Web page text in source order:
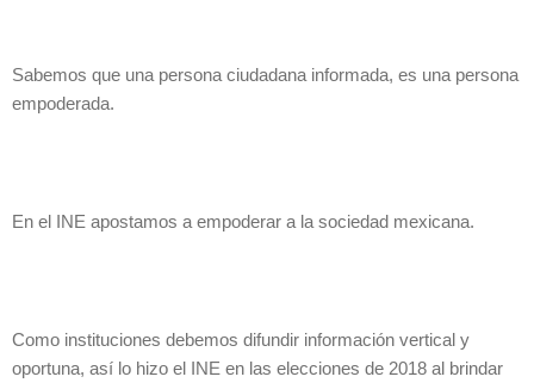
Sabemos que una persona ciudadana informada, es una persona
empoderada.
En el INE apostamos a empoderar a la sociedad mexicana.
Como instituciones debemos difundir información vertical y
oportuna, así lo hizo el INE en las elecciones de 2018 al brindar